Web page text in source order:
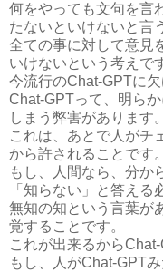
何をやっても文句を言
たないといけないと言
全ての事に対して意見
いけないという考えで
今流行のChat-GPTに
Chat-GPTって、明ら
しまう弊害があります。
これは、あとで人がチ
から許されることです。
もし、人間なら、分か
「知らない」と答える
無知の知という言葉が
覚することです。
これが出来るから
もし、人がChat-GPT